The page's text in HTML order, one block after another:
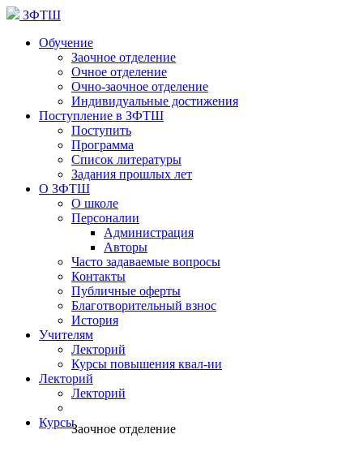
ЗФТШ
Обучение
Заочное отделение
Очное отделение
Очно-заочное отделение
Индивидуальные достижения
Поступление в ЗФТШ
Поступить
Программа
Список литературы
Задания прошлых лет
О ЗФТШ
О школе
Персоналии
Администрация
Авторы
Часто задаваемые вопросы
Контакты
Публичные оферты
Благотворительный взнос
История
Учителям
Лекторий
Курсы повышения квал-ии
Лекторий
Лекторий
КурсыЗаочное отделение